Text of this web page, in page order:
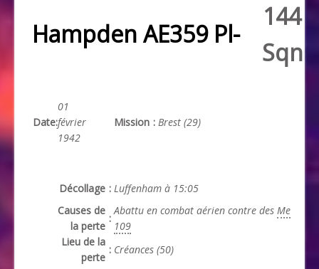
Hampden AE359 Pl-
144
Sqn
Date:
01
février
1942
Mission : Brest (29)
Décollage : Luffenham à 15:05
Causes de
la perte
:
Abattu en combat aérien contre des Me
109
Lieu de la
perte
: Créances (50)